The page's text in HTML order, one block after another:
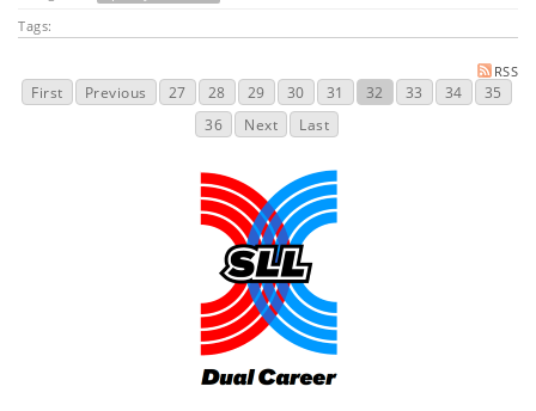
Tags:
RSS
First Previous 27 28 29 30 31 32 33 34
35
36
Next Last